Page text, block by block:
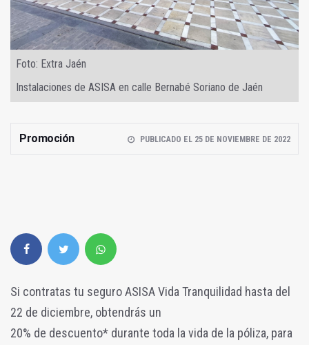
Foto: Extra Jaén
Instalaciones de ASISA en calle Bernabé Soriano de Jaén
Promoción PUBLICADO EL 25 DE NOVIEMBRE DE 2022
Si contratas tu seguro ASISA Vida Tranquilidad hasta del
22 de diciembre, obtendrás un
20% de descuento* durante toda la vida de la póliza, para